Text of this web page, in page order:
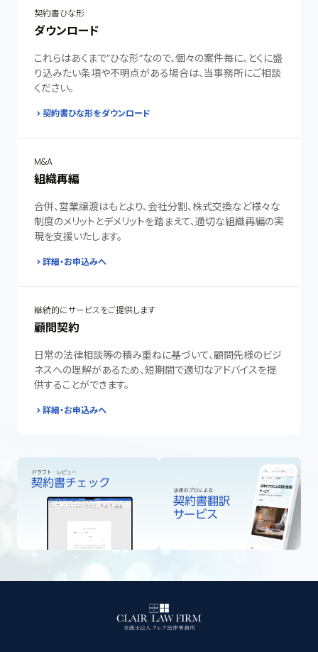
契約書ひな形
ダウンロード
これらはあくまで”ひな形”なので、個々の案件毎に、とくに盛
り込みたい条項や不明点がある場合は、当事務所にご相談
ください。
契約書ひな形をダウンロード
M&A
組織再編
合併、営業譲渡はもとより、会社分割、株式交換など様々な
制度のメリットとデメリットを踏まえて、適切な組織再編の実
現を支援いたします。
詳細・お申込みへ
継続的にサービスをご提供します
顧問契約
日常の法律相談等の積み重ねに基づいて、顧問先様のビジ
ネスへの理解があるため、短期間で適切なアドバイスを提
供することができます。
詳細・お申込みへ